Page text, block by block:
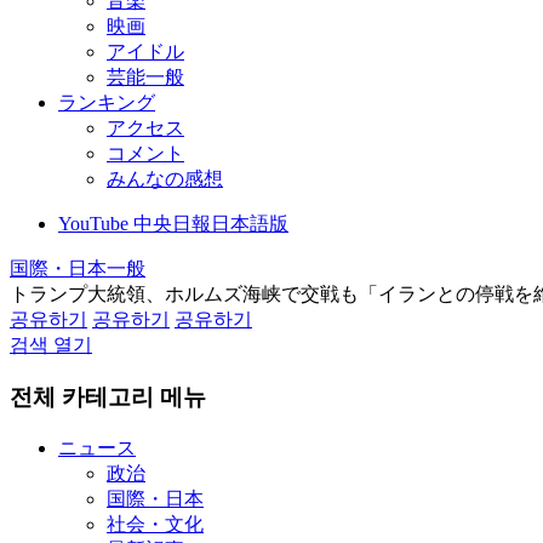
映画
アイドル
芸能一般
ランキング
アクセス
コメント
みんなの感想
YouTube 中央日報日本語版
国際・日本一般
トランプ大統領、ホルムズ海峡で交戦も「イランとの停戦を
공유하기
공유하기
공유하기
검색 열기
전체 카테고리 메뉴
ニュース
政治
国際・日本
社会・文化